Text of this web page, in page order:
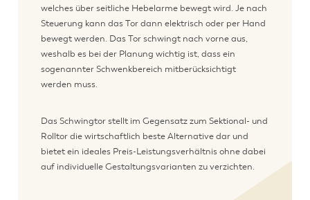
welches über seitliche Hebelarme bewegt wird. Je nach
Steuerung kann das Tor dann elektrisch oder per Hand
bewegt werden. Das Tor schwingt nach vorne aus,
weshalb es bei der Planung wichtig ist, dass ein
sogenannter Schwenkbereich mitberücksichtigt
werden muss.
Das Schwingtor stellt im Gegensatz zum Sektional- und
Rolltor die wirtschaftlich beste Alternative dar und
bietet ein ideales Preis-Leistungsverhältnis ohne dabei
auf individuelle Gestaltungsvarianten zu verzichten.